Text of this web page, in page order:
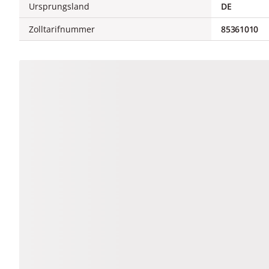
Ursprungsland
DE
Zolltarifnummer
85361010